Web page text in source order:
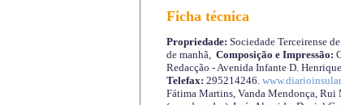
Ficha técnica
Propriedade: Sociedade Terceirense
de manhã, Composição e Impressão:
Redacção - Avenida Infante D.
Telefax: 295214246.
Fátima Martins, Vanda Mendonça, Rui